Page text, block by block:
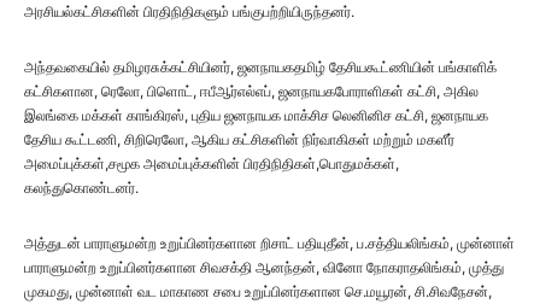
அரசியல்கட்சிகளின் பிரதிநிதிகளும் பங்குபற்றியிருந்தனர்.
அந்தவகையில் தமிழரசுக்கட்சியினர், ஜனநாயகதமிழ் தேசியகூட்ணியின் பங்காளிக்
கட்சிகளான, ரெலோ, பிளொட், ஈபீஆர்எல்எப், ஜனநாயகபோராளிகள் கட்சி, அகில
இலங்கை மக்கள் காங்கிரஸ், புதிய ஜனநாயக மாக்சிச லெனினிச கட்சி, ஜனநாயக
தேசிய கூட்டணி, சிறிரெலோ, ஆகிய கட்சிகளின் நிர்வாகிகள் மற்றும் மகளீர்
அமைப்புக்கள்,சமூக அமைப்புக்களின் பிரதிநிதிகள்,பொதுமக்கள்,
கலந்துகொண்டனர்.
அத்துடன் பாராளுமன்ற உறுப்பினர்களான றிசாட் பதியுதீன், ப.சத்தியலிங்கம், முன்னாள்
பாராளுமன்ற உறுப்பினர்களான சிவசக்தி ஆனந்தன், வினோ நோகராதலிங்கம், முத்து
முகமது, முன்னாள் வட மாகாண சபை உறுப்பினர்களான செ.மயூரன், சி.சிவநேசன்,